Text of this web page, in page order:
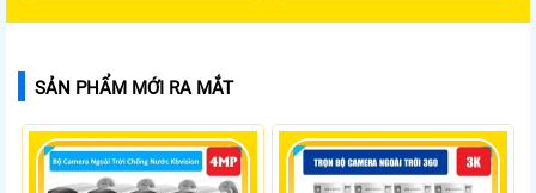
SẢN PHẨM MỚI RA MẮT